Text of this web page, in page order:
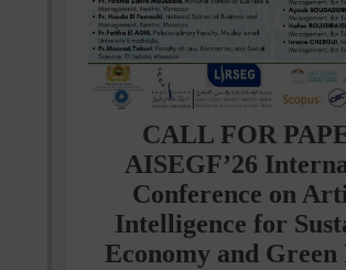
CALL FOR
AISEGF’26
Conference on
Intelligence for
Economy and Green